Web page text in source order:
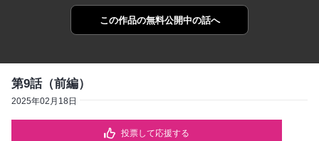
この作品の無料公開中の話へ
第9話（前編）
2025年02月18日
投票して応援する